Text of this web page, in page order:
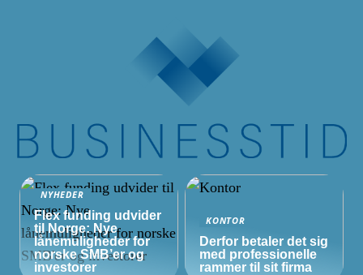
NYHEDER
Flex funding udvider
til Norge: Nye
lånemuligheder for
norskeSMB’erog
investorer
KONTOR
Derfor betaler det sig
med professionelle
rammer til sit firma